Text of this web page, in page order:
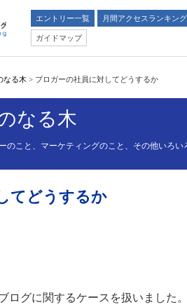
エントリー一覧 月間アクセスランキング
ガイドマップ
なる木 > ブロガーの社員に対してどうするか
なる木
のこと、マーケティングのこと、その他いろい
てどうするか
ログに関するケースを扱いました。